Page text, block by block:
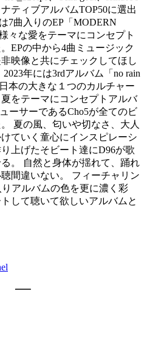
ティブアルバムTOP50に選出
7曲入りのEP「MODERN
々な愛をテーマにコンセプト
EPの中から4曲ミュージック
映像と共にチェックしてほし
年には3rdアルバム「no rain
本の大きな１つのカルチャー
をテーマにコンセプトアルバ
ーサーであるCho5が全てのビ
夏の風、匂いや切なさ、大人
ていく童心にインスピレーシ
上げたそビート達にD96が歌
。 自然と身体が揺れて、踊れ
間違いない。 フィーチャリン
アルバムの色を更に濃く彩
して聴いて欲しいアルバムと